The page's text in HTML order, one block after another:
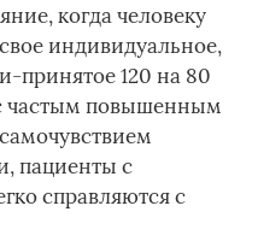
когда человеку
индивидуальное,
принятое 120 на 80
частым повышенным
пациенты с
справляются с